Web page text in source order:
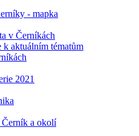
- mapka
v Černíkách
k aktuálním tématům
2021
a okolí